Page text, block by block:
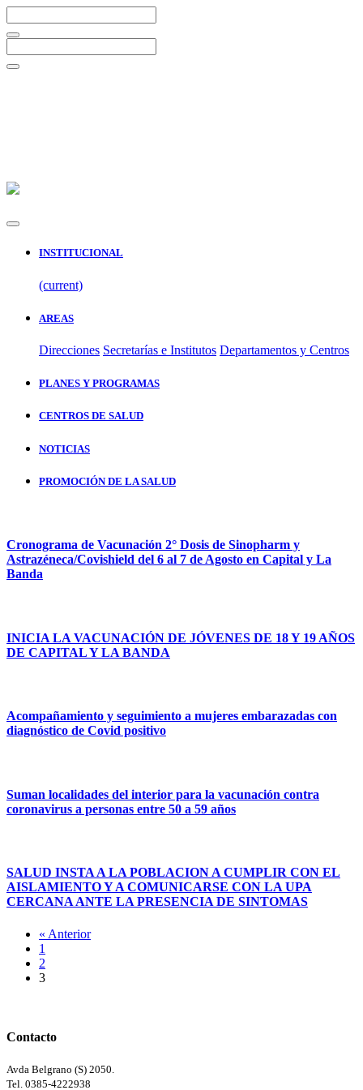
INSTITUCIONAL
(current)
AREAS
Direcciones Secretarías e Institutos Departamentos y Centros
PLANES Y PROGRAMAS
CENTROS DE SALUD
NOTICIAS
PROMOCIÓN DE LA SALUD
Cronograma de Vacunación 2° Dosis de Sinopharm y
Astrazéneca/Covishield del 6 al 7 de Agosto en Capital y La
Banda
INICIA LA VACUNACIÓN DE JÓVENES DE 18 Y 19 AÑOS
DE CAPITAL Y LA BANDA
Acompañamiento y seguimiento a mujeres embarazadas con
diagnóstico de Covid positivo
Suman localidades del interior para la vacunación contra
coronavirus a personas entre 50 a 59 años
SALUD INSTA A LA POBLACION A CUMPLIR CON EL
AISLAMIENTO Y A COMUNICARSE CON LA UPA
CERCANA ANTE LA PRESENCIA DE SINTOMAS
« Anterior
1
2
3
Contacto
Avda Belgrano (S) 2050.
Tel. 0385-4222938